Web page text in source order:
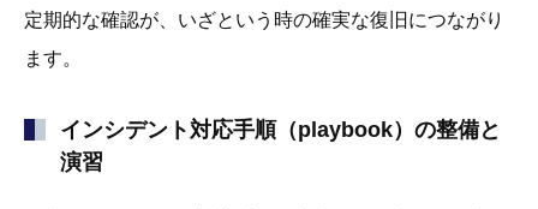
定期的な確認が、いざという時の確実な復旧につながり
ます。
インシデント対応手順（playbook）の整備と
演習